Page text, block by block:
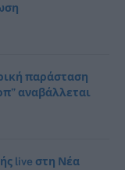
παράσταση
αναβάλλεται
live στη Νέα